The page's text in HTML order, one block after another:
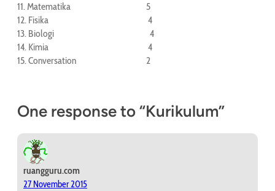
11. Matematika 5
12. Fisika 4
13. Biologi 4
14. Kimia 4
15. Conversation 2
One response to “Kurikulum”
ruangguru.com
27 November 2015